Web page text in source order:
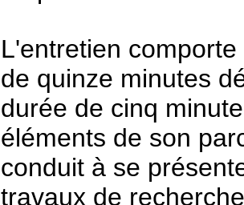
L'entretien
de quinze minutes
durée de cinq
éléments de son
conduit à se
travaux de